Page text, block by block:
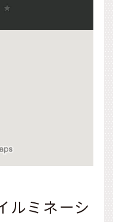
ルミネーシ